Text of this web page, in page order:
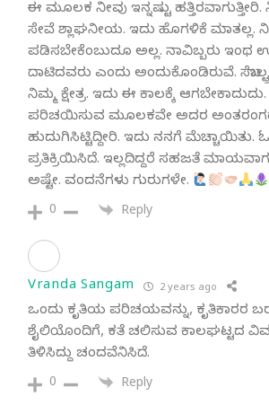
ಈ ಮೂಲಕ ನೀವು ಇನ್ನಷ್ಟು
ಸೇವೆ ಶ್ಲಾಘನೀಯ. ಇದು ಹೊಗಳಿಕೆ ಮಾತಲ್ಲ.
ಪಡಿಸಬೇಕೆಂಬುದೂ ಅಲ್ಲ. ನಾವಿಬ್ಬರು ಇಂಥ
ದಾಟಿದವರು ಎಂದು ಅಂದುಕೊಂಡಿರುವೆ.
ನಿಮ್ಮ ಕ್ಷೇತ್ರ. ಇದು ಈ ಕಾಲಕ್ಕೆ ಆಗಬೇಕಾದುದು.
ಪರಿಚಯಿಸುವ ಮೂಲಕವೇ ಅದರ
ಹುದುಗಿಸಿಟ್ಟಿದ್ದೀರಿ. ಇದು ನನಗೆ ಮೆಚ್ಚಾಯಿತು.
ಪ್ರತಿಕ್ರಿಯಿಸಿದೆ. ಇಲ್ಲದಿದ್ದರೆ ಸಹಜತೆ
ಅಷ್ಟೇ. ವಂದನೆಗಳು ಗುರುಗಳೇ.
0 Reply
Vranda Sangam 2 years ago
ಒಂದು ಕೃತಿಯ ಪರಿಚಯವನ್ನು, ಕೃತಿಕಾರರ
ಶೈಲಿಯೊಂದಿಗೆ, ಕತೆ ಚಲಿಸುವ ಕಾಲಘಟ್ಟದ
ತಿಳಿಸಿದ್ದು ಚಂದವೆನಿಸಿದೆ.
0 Reply